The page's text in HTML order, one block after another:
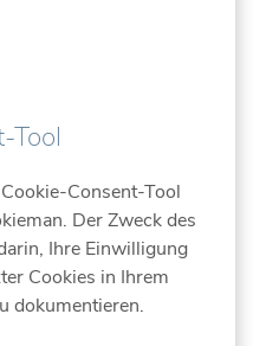
Tool
Consent-Tool
Der Zweck des
Ihre Einwilligung
Cookies in Ihrem
dokumentieren.